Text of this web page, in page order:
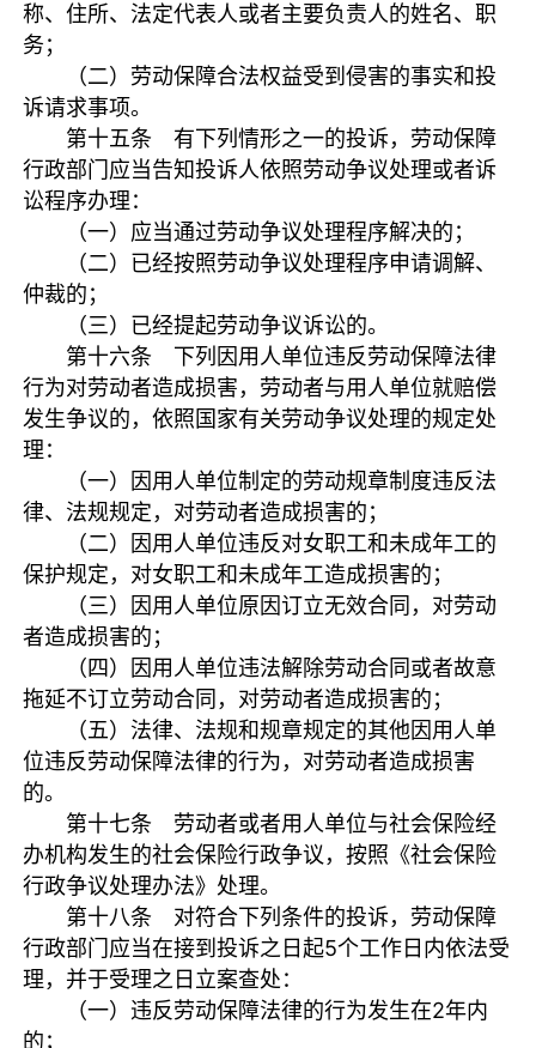
称、住所、法定代表人或者主要负责人的姓名、职
务；
（二）劳动保障合法权益受到侵害的事实和投
诉请求事项。
第十五条 有下列情形之一的投诉，劳动保障
行政部门应当告知投诉人依照劳动争议处理或者诉
讼程序办理：
（一）应当通过劳动争议处理程序解决的；
（二）已经按照劳动争议处理程序申请调解、
仲裁的；
（三）已经提起劳动争议诉讼的。
第十六条 下列因用人单位违反劳动保障法律
行为对劳动者造成损害，劳动者与用人单位就赔偿
发生争议的，依照国家有关劳动争议处理的规定处
理：
（一）因用人单位制定的劳动规章制度违反法
律、法规规定，对劳动者造成损害的；
（二）因用人单位违反对女职工和未成年工的
保护规定，对女职工和未成年工造成损害的；
（三）因用人单位原因订立无效合同，对劳动
者造成损害的；
（四）因用人单位违法解除劳动合同或者故意
拖延不订立劳动合同，对劳动者造成损害的；
（五）法律、法规和规章规定的其他因用人单
位违反劳动保障法律的行为，对劳动者造成损害
的。
第十七条 劳动者或者用人单位与社会保险经
办机构发生的社会保险行政争议，按照《社会保险
行政争议处理办法》处理。
第十八条 对符合下列条件的投诉，劳动保障
行政部门应当在接到投诉之日起5个工作日内依法受
理，并于受理之日立案查处：
（一）违反劳动保障法律的行为发生在2年内
的；